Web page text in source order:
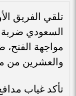
تلقي الفريق
السعودي ضربة
مواجهة
والعشرين من
تأكد غياب